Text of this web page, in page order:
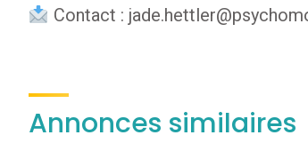
Contact :
Annonces similaires